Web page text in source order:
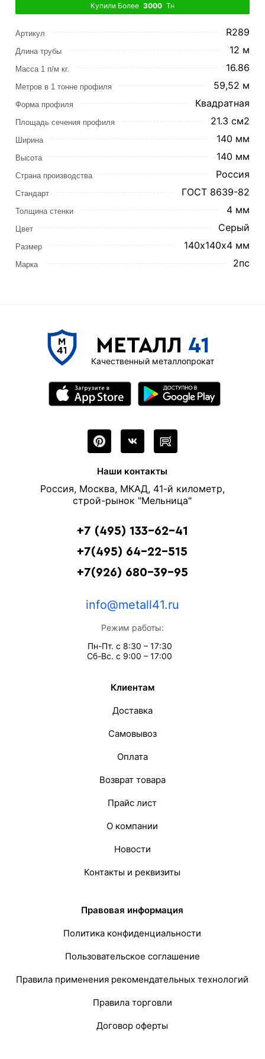
Купили Более 3000 Тн
Артикул R289
Длина трубы 12 м
Масса 1 п/м кг. 16.86
Метров в 1 тонне профиля 59,52 м
Форма профиля Квадратная
Площадь сечения профиля 21.3 см2
Ширина 140 мм
Высота 140 мм
Страна производства Россия
Стандарт ГОСТ 8639-82
Толщина стенки 4 мм
Цвет Серый
Размер 140х140х4 мм
Марка 2пс
МЕТАЛЛ 41
Качественный металлопрокат
Наши контакты
Россия, Москва, МКАД, 41-й километр,
строй-рынок "Мельница"
+7 (495) 133-62-41
+7(495) 64-22-515
+7(926) 680-39-95
info@metall41.ru
Режим работы:
Пн-Пт. с 8:30 – 17:30
Сб-Вс. с 9:00 – 17:00
Клиентам
Доставка
Самовывоз
Оплата
Возврат товара
Прайс лист
О компании
Новости
Контакты и реквизиты
Правовая информация
Политика конфиденциальности
Пользовательское соглашение
Правила применения рекомендательных технологий
Правила торговли
Договор оферты